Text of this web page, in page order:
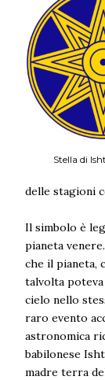
Stella di
delle stagioni
Il simbolo è
pianeta
che il pianeta,
talvolta
cielo nello
raro evento
astronomica
babilonese
madre terra